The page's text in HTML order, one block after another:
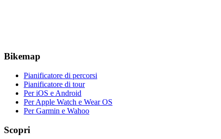
Bikemap
Pianificatore di percorsi
Pianificatore di tour
Per iOS e Android
Per Apple Watch e Wear OS
Per Garmin e Wahoo
Scopri